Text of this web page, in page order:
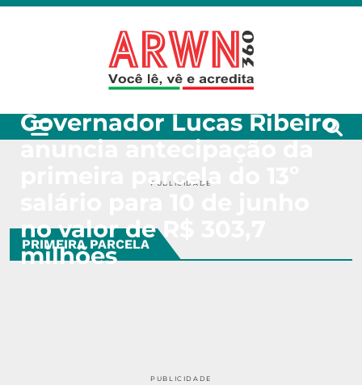
PUBLICIDADE
PRIMEIRA PARCELA
Governador Lucas Ribeiro
anuncia antecipação da
primeira parcela do 13º
no valor de R$ 303,7
milhões
PUBLICIDADE